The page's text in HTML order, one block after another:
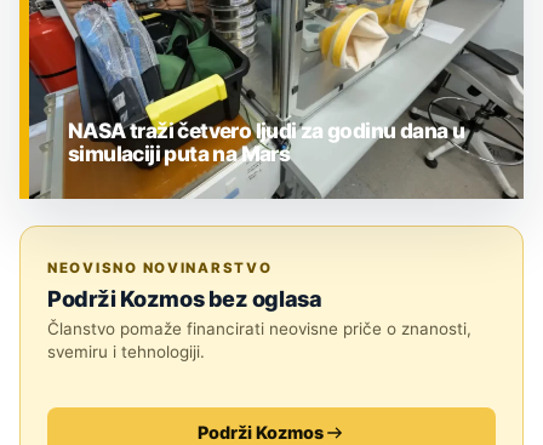
NASA traži četvero ljudi za godinu dana u
simulaciji puta na Mars
NEOVISNO NOVINARSTVO
Podrži Kozmos bez oglasa
Članstvo pomaže financirati neovisne priče o znanosti,
svemiru i tehnologiji.
Podrži Kozmos